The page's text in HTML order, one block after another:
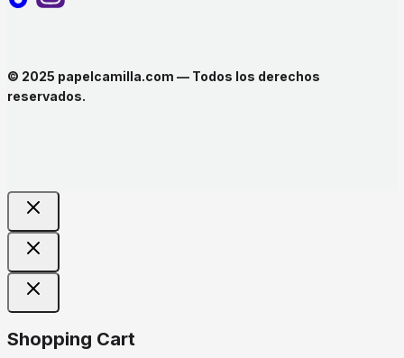
© 2025 papelcamilla.com — Todos los derechos
reservados.
Shopping Cart